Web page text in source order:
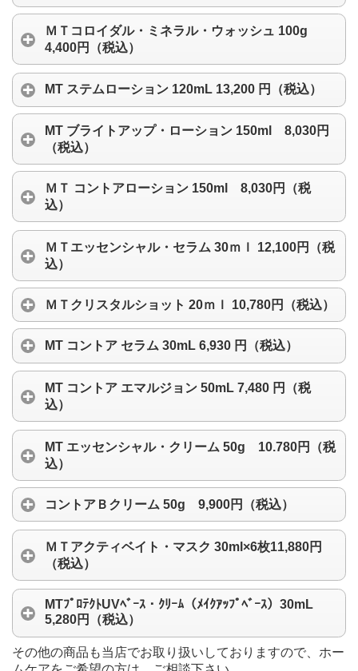
ＭＴコロイダル・ミネラル・ウォッシュ 100g
4,400円（税込）
MT ステムローション 120mL 13,200 円（税込）
MT ブライトアップ・ローション 150ml 8,030円
（税込）
ＭＴ コントアローション 150ml 8,030円（税
込）
ＭＴエッセンシャル・セラム 30ｍｌ 12,100円（税
込）
ＭＴクリスタルショット 20ｍｌ 10,780円（税込）
MT コントア セラム 30mL 6,930 円（税込）
MT コントア エマルジョン 50mL 7,480 円（税
込）
MT エッセンシャル・クリーム 50g 10.780円（税
込）
コントアＢクリーム 50g 9,900円（税込）
ＭＴアクティベイト・マスク 30ml×6枚11,880円
（税込）
MTﾌﾟﾛﾃｸﾄUVﾍﾞｰｽ・ｸﾘｰﾑ（ﾒｲｸｱｯﾌﾟﾍﾞｰｽ）30mL
5,280円（税込）
その他の商品も当店でお取り扱いしておりますので、ホー